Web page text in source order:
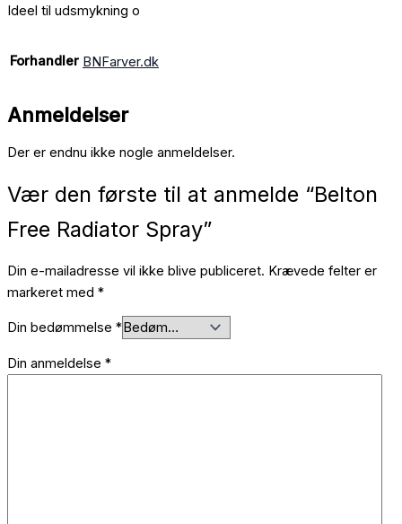
Ideel til udsmykning o
Forhandler BNFarver.dk
Anmeldelser
Der er endnu ikke nogle anmeldelser.
Vær den første til at anmelde “Belton
Free Radiator Spray”
Din e-mailadresse vil ikke blive publiceret. Krævede felter er
markeret med *
Din bedømmelse *
Din anmeldelse *